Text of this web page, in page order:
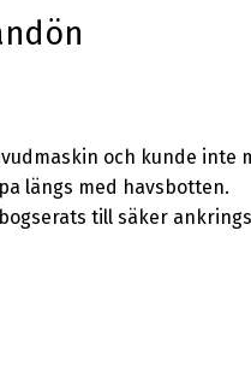
och kunde inte
längs med havsbotten.
till säker